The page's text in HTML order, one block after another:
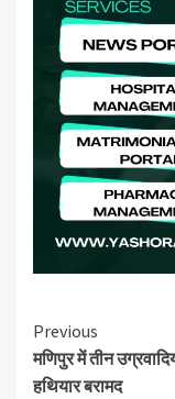
Continue
Reading
Previous
मणिपुर में तीन
हथियार बरामद